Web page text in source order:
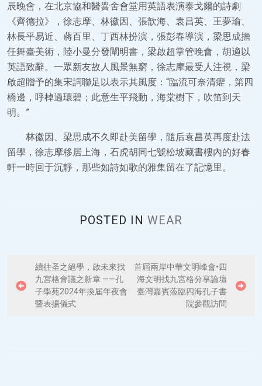
辰晚會，在北京協和醫黌舍會堂用英語表演泰戈爾的詩劇
《齊德拉》，徐志摩、林徽因、張歆海、袁昌英、王夢瑜、
林長平易近、蔣百里、丁西林扮演，張彭春導演，梁思成擔
任舞臺美術，陸小曼分發闡明書，梁啟超掌管晚會，胡適以
英語致辭。一眾新友故人風景無窮，徐志摩最受人注視，梁
啟超贈予的集宋詞聯足以表示其風度：“臨流可奈清癯，第四
橋邊，呼棹過環碧；此意生平飛動，海棠樹下，吹笛到天
明。”
林徽因、梁思成不久即赴美留學，隨后袁昌英再度赴法
留學，徐志摩移居上海，石虎胡同七號松坡藏書樓內的好春
軒一時回于沉靜，那些如詩如歌的雅集留在了記憶里。
POSTED IN WEAR
o
續往圣之絕學，啟未來找
九宮格會議之新章 ——孔
子學苑2024年換屆年夜會
暨表揚儀式
首屆兩岸中華文明峰會•四
海文明找九宮格分享論壇
臺灣嘉賓蒞臨四海孔子書
院參觀訪問